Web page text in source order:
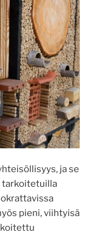
ja se
tarkoitetuilla
pieni, viihtyisä